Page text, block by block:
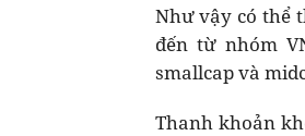
Như vậy có thể
đến từ nhóm
smallcap và
Thanh khoản